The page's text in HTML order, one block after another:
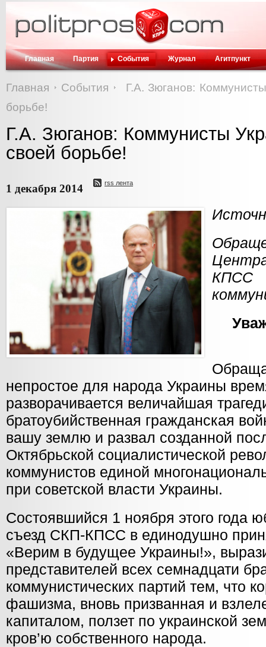
Главная Партия События Журнал Агитпункт
Главная События
Г.А. Зюганов:
борьбе!
Г.А. Зюганов: Коммунисты
своей борьбе!
1 декабря 2014 rss лента
КПСС
непростое для народа Украины
разворачивается величайшая
братоубийственная гражданская
вашу землю и развал созданной
Октябрьской социалистической
коммунистов единой
при советской власти Украины.
Состоявшийся 1 ноября этого года
съезд СКП-КПСС в единодушно
«Верим в будущее Украины!»,
представителей всех семнадцати
коммунистических партий тем, что
фашизма, вновь призванная и
капиталом, ползет по украинской
кров’ю собственного народа.